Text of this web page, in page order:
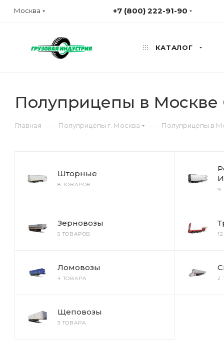
Москва +7 (800) 222-91-90
КАТАЛОГ
Полуприцепы в Москве
Главная — Полуприцепы г. Москва — Полуприцепы в
Шторные
8 ТОВАРОВ
9
Зерновозы
5 ТОВАРОВ
Ломовозы
4 ТОВАРА 2
Щеповозы
3 ТОВАРА